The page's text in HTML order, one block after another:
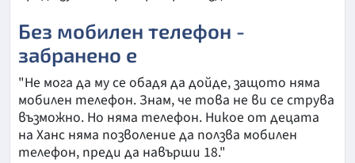
Без мобилен телефон -
забранено е
"Не мога да му се обадя да дойде, защото няма
мобилен телефон. Знам, че това не ви се струва
възможно. Но няма телефон. Никое от децата
на Ханс няма позволение да ползва мобилен
телефон, преди да навърши 18."